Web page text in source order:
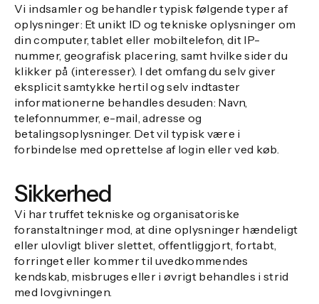
Vi indsamler og behandler typisk følgende typer af
oplysninger: Et unikt ID og tekniske oplysninger om
din computer, tablet eller mobiltelefon, dit IP-
nummer, geografisk placering, samt hvilke sider du
klikker på (interesser). I det omfang du selv giver
eksplicit samtykke hertil og selv indtaster
informationerne behandles desuden: Navn,
telefonnummer, e-mail, adresse og
betalingsoplysninger. Det vil typisk være i
forbindelse med oprettelse af login eller ved køb.
Sikkerhed
Vi har truffet tekniske og organisatoriske
foranstaltninger mod, at dine oplysninger hændeligt
eller ulovligt bliver slettet, offentliggjort, fortabt,
forringet eller kommer til uvedkommendes
kendskab, misbruges eller i øvrigt behandles i strid
med lovgivningen.